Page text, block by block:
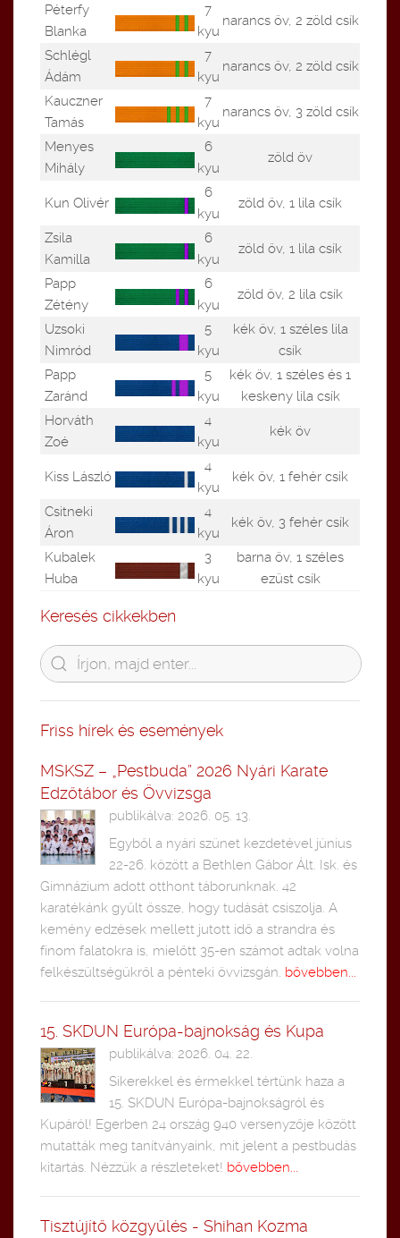
Péterfy
Blanka
7
kyu
narancs öv, 2 zöld csík
Schlégl
Ádám
7
kyu
narancs öv, 2 zöld csík
Kauczner
Tamás
7
kyu
narancs öv, 3 zöld csík
Menyes
Mihály
6
kyu
zöld öv
Kun Olivér
6
kyu
zöld öv, 1 lila csík
Zsila
Kamilla
6
kyu
zöld öv, 1 lila csík
Papp
Zétény
6
kyu
zöld öv, 2 lila csík
Uzsoki
Nimród
5
kyu
kék öv, 1 széles lila
csík
Papp
Zaránd
5
kyu
kék öv, 1 széles és 1
keskeny lila csík
Horváth
Zoé
4
kyu
kék öv
Kiss László
4
kyu
kék öv, 1 fehér csík
Csitneki
Áron
4
kyu
kék öv, 3 fehér csík
Kubalek
Huba
3
kyu
barna öv, 1 széles
ezüst csík
Keresés cikkekben
Friss hírek és események
MSKSZ – „Pestbuda” 2026 Nyári Karate
Edzőtábor és Övvizsga
publikálva: 2026. 05. 13.
Egyből a nyári szünet kezdetével június
22-26. között a Bethlen Gábor Ált. Isk. és
Gimnázium adott otthont táborunknak. 42
karatékánk gyűlt össze, hogy tudását csiszolja. A
kemény edzések mellett jutott idő a strandra és
finom falatokra is, mielőtt 35-en számot adtak volna
felkészültségükről a pénteki övvizsgán. bővebben...
15. SKDUN Európa-bajnokság és Kupa
publikálva: 2026. 04. 22.
Sikerekkel és érmekkel tértünk haza a
15. SKDUN Európa-bajnokságról és
Kupáról! Egerben 24 ország 940 versenyzője között
mutatták meg tanítványaink, mit jelent a pestbudás
kitartás. Nézzük a részleteket! bővebben...
Tisztújítő közgyűlés - Shihan Kozma